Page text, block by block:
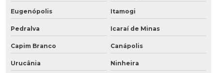
Eugenópolis Itamogi
Pedralva Icaraí de Minas
Capim Branco Canápolis
Urucânia Ninheira